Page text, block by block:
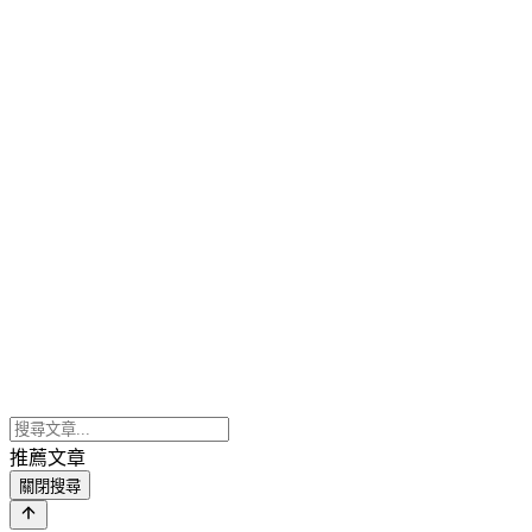
推薦文章
關閉搜尋